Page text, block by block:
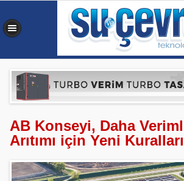
AB Konseyi, Daha
Arıtımı için Yeni
0,355 sn